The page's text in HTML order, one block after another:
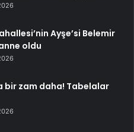
Ayşe’si Belemir
oldu
bir zam daha! Tabelalar